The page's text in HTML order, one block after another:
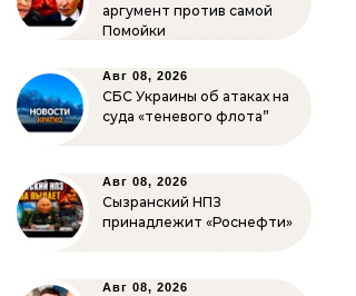
аргумент против самой
Помойки
Авг 08, 2026
СБС Украины об атаках на
суда «теневого флота”
Авг 08, 2026
Сызранский НПЗ
принадлежит «Роснефти»
Авг 08, 2026